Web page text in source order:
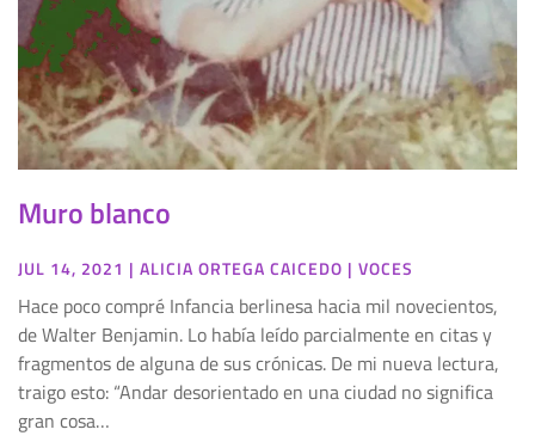
Muro blanco
JUL 14, 2021 | ALICIA ORTEGA CAICEDO | VOCES
Hace poco compré Infancia berlinesa hacia mil novecientos,
de Walter Benjamin. Lo había leído parcialmente en citas y
fragmentos de alguna de sus crónicas. De mi nueva lectura,
traigo esto: “Andar desorientado en una ciudad no significa
gran cosa…